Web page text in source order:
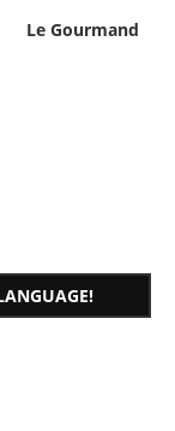
Le Gourmand